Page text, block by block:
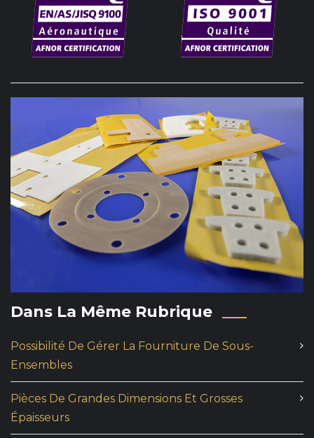
Dans La Même Rubrique
Possibilité De Gérer La Fourniture De Sous-
Ensembles
Pièces De Grandes Dimensions Et Grosses
Épaisseurs